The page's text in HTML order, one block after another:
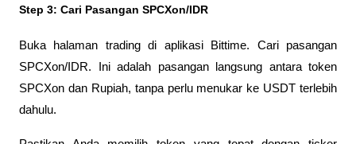
Step 3: Cari Pasangan SPCXon/IDR
Buka halaman trading di aplikasi Bittime. Cari pasangan
SPCXon/IDR. Ini adalah pasangan langsung antara token
SPCXon dan Rupiah, tanpa perlu menukar ke USDT terlebih
dahulu.